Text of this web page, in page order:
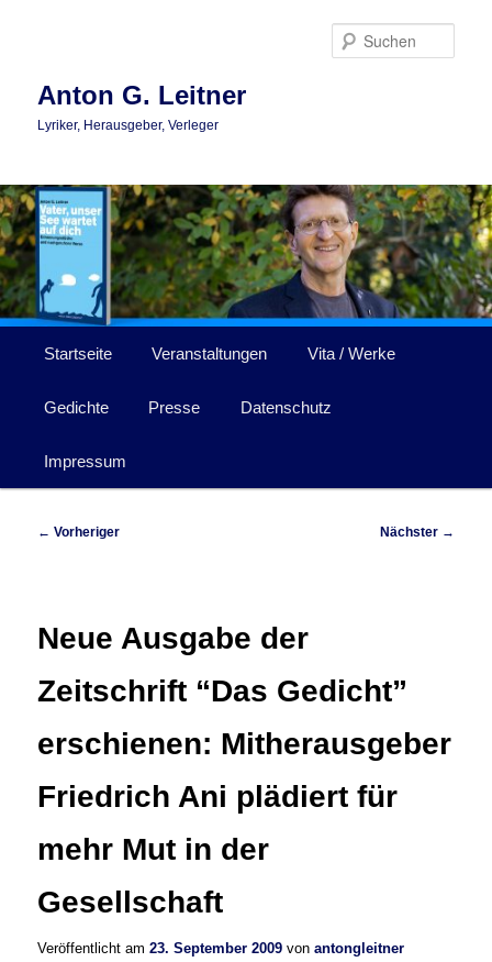
Anton G. Leitner
Lyriker, Herausgeber, Verleger
Startseite Veranstaltungen Vita / Werke
Gedichte Presse Datenschutz
Impressum
Beitragsnavigation
← Vorheriger Nächster →
Neue Ausgabe der
Zeitschrift “Das Gedicht”
erschienen: Mitherausgeber
Friedrich Ani plädiert für
mehr Mut in der
Gesellschaft
Veröffentlicht am23. September 2009 vonantongleitner